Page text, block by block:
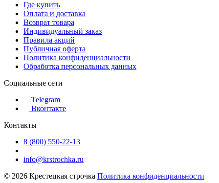
Где купить
Оплата и доставка
Возврат товара
Индивидуальный заказ
Правила акций
Публичная оферта
Политика конфиденциальности
Обработка персональных данных
Социальные сети
Telegram
Вконтакте
Контакты
8 (800) 550-22-13
info@krstrochka.ru
© 2026 Крестецкая строчка Политика конфиденциальности